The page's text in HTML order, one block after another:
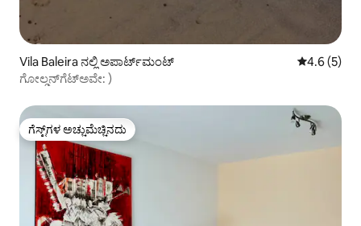
Vila Baleira ನಲ್ಲಿ ಅಪಾರ್ಟ್‌ಮಂಟ್ 5 ರಲ್ಲಿ 4.6
4.6 (5)
ಗೋಲ್ಡನ್‌ಗೆಟ್‌ಅವೇ: )
ಗೆಸ್ಟ್‌ಗಳ ಅಚ್ಚುಮೆಚ್ಚಿನದು
ಗೆಸ್ಟ್‌ಗಳ ಅಚ್ಚುಮೆಚ್ಚಿನದು